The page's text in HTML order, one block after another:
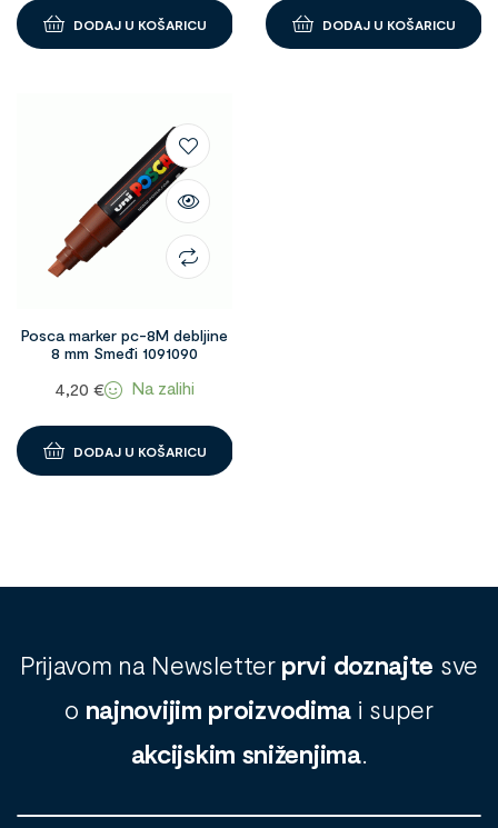
DODAJ U KOŠARICU DODAJ U KOŠARICU
Posca marker pc-8M debljine
8 mm Smeđi 1091090
4,20€ Na zalihi
DODAJ U KOŠARICU
Prijavom na Newsletter prvi doznajte sve
o najnovijim proizvodima i super
akcijskim sniženjima.